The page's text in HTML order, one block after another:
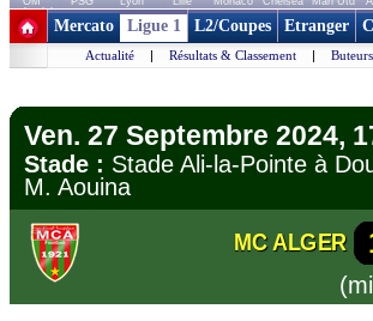
+ de clubs
Mercato Ligue 1 L2/Coupes Etranger
Actualité | Résultats & Classement | Buteurs
Ven. 27 Septembre 2024,
Stade : Stade Ali-la-Pointe à
M. Aouina
MC ALGER